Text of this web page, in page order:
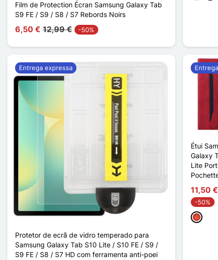
Film de Protection Écran Samsung Galaxy Tab
S9 FE / S9 / S8 / S7 Rebords Noirs
6,50 € 12,99 € -50%
Protetor de ecrã de vidro temperado para
Samsung Galaxy Tab S10 Lite / S10 FE / S9 /
S9 FE / S8 / S7 HD com ferramenta anti-poei
Entrega expressa
Étui
Galaxy
Lite
11,50 €
-50%